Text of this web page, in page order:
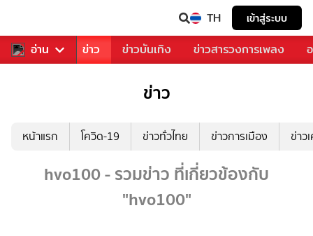
TH เข้าสู่ระบบ
อ่าน
คุณ กีฬา ข่าว ข่าวบันเทิง ข่าวสารวงการเพลง
ข่าว
หน้าแรก โควิด-19 ข่าวทั่วไทย ข่าวการเมือง ข่าว
hvo100 - รวมข่าว ที่เกี่ยวข้องกับ
"hvo100"